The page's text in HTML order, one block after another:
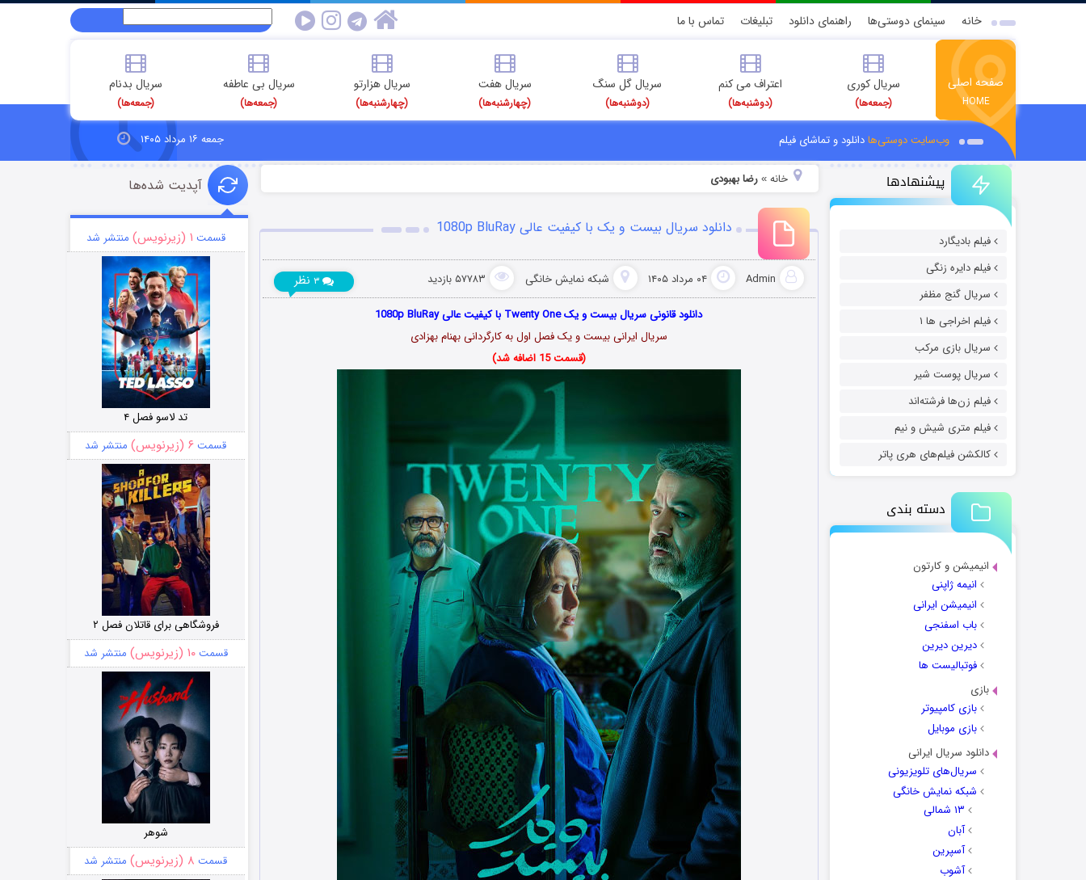
خانه سینمای دوستی‌ها راهنمای دانلود تبلیغات تماس با ما
صفحه اصلی
HOME
سریال کوری
(جمعه‌ها)
اعتراف می کنم
(دوشنبه‌ها)
سریال گل سنگ
(دوشنبه‌ها)
سریال هفت
(چهارشنبه‌ها)
سریال هزارتو
(چهارشنبه‌ها)
سریال بی عاطفه
(جمعه‌ها)
سریال بدنام
(جمعه‌ها)
وب‌سایت دوستی‌هادانلود و تماشای فیلم جمعه ۱۶ مرداد ۱۴۰۵
پیشنهادها
فیلم بادیگارد
فیلم دایره زنگی
سریال گنج مظفر
فیلم اخراجی ها ۱
سریال بازی مرکب
سریال پوست شیر
فیلم زن‌ها فرشته‌اند
فیلم متری شیش و نیم
کالکشن فیلم‌های هری پاتر
دسته بندی
انیمیشن و کارتون
انیمه ژاپنی
انیمیشن ایرانی
باب اسفنجی
دیرین دیرین
فوتبالیست ها
بازی
بازی کامپیوتر
بازی موبایل
دانلود سریال ایرانی
سریال‌های تلویزیونی
شبکه نمایش خانگی
۱۳ شمالی
آبان
آسپرین
آشوب
خانه» رضا بهبودی
دانلود سریال بیست و یک با کیفیت عالی 1080p BluRay
Admin ۰۴ مرداد ۱۴۰۵ شبکه نمایش خانگی ۵۷۷۸۳ بازدید ۳ نظر
دانلود قانونی سریال بیست و یک Twenty One با کیفیت عالی 1080p BluRay
سریال ایرانی بیست و یک فصل اول به کارگردانی بهنام بهزادی
(قسمت 15 اضافه شد)
آپدیت شده‌ها
قسمت ۱ (زیرنویس) منتشر شد
تد لاسو فصل ۴
قسمت ۶ (زیرنویس) منتشر شد
فروشگاهی برای قاتلان فصل ۲
قسمت۱۰ (زیرنویس) منتشر شد
شوهر
قسمت ۸ (زیرنویس) منتشر شد